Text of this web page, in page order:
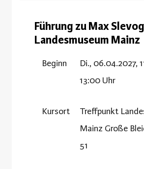
Führung zu Max
Landesmuseum Mainz
Beginn
Di., 06.04.2027,
13:00 Uhr
Kursort
Treffpunkt
Mainz Große
51